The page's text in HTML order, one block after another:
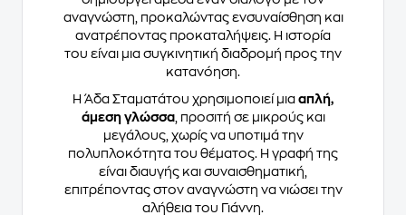
αναγνώστη, προκαλώντας ενσυναίσθηση και
ανατρέποντας προκαταλήψεις. Η ιστορία
του είναι μια συγκινητική διαδρομή προς την
κατανόηση.
Η Άδα Σταματάτου χρησιμοποιεί μια απλή,
άμεση γλώσσα, προσιτή σε μικρούς και
μεγάλους, χωρίς να υποτιμά την
πολυπλοκότητα του θέματος. Η γραφή της
είναι διαυγής και συναισθηματική,
επιτρέποντας στον αναγνώστη να νιώσει την
αλήθεια του Γιάννη.